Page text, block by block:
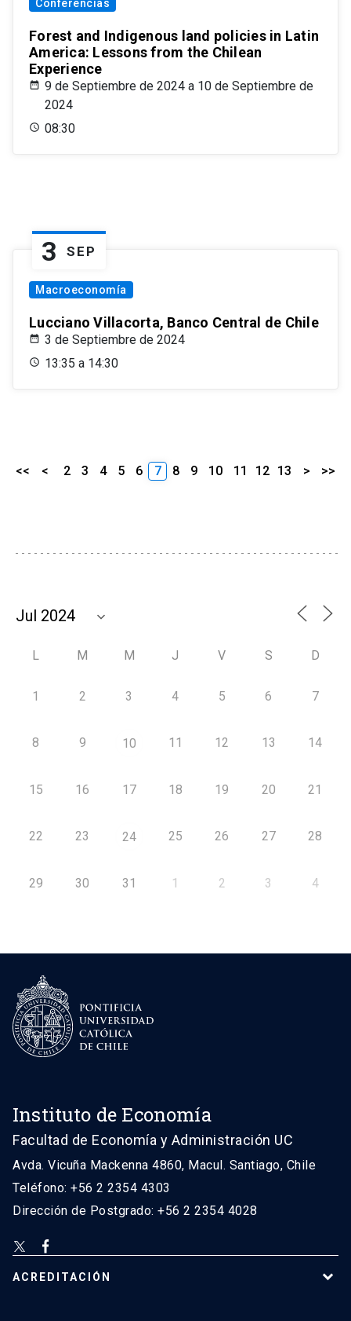
Conferencias
Forest and Indigenous land policies in Latin
America: Lessons from the Chilean
Experience
9 de Septiembre de 2024 a 10 de Septiembre de
2024
08:30
3 SEP
Macroeconomía
Lucciano Villacorta, Banco Central de Chile
3 de Septiembre de 2024
13:35 a 14:30
<< < 2 3 4 5 6 7 8 9 10 11 12 13 > >>
L M M J V S D
1 2 3 4 5 6 7
8 9 10 11 12 13 14
15 16 17 18 19 20 21
22 23 24 25 26 27 28
29 30 31 1 2 3 4
Instituto de Economía
Facultad de Economía y Administración UC
Avda. Vicuña Mackenna 4860, Macul. Santiago, Chile
Teléfono: +56 2 2354 4303
Dirección de Postgrado: +56 2 2354 4028
ACREDITACIÓN